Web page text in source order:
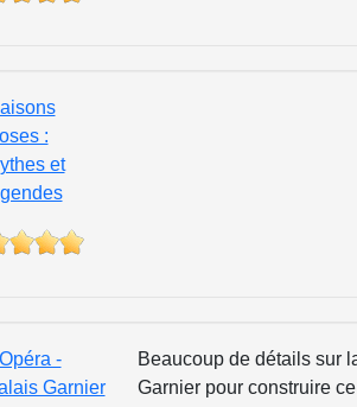
:
et
-
Garnier
Beaucoup de détails sur
Garnier pour construire